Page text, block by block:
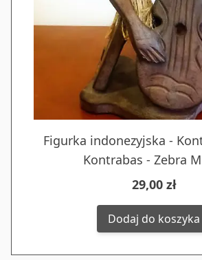
Figurka indonezyjska -
Kontrabas - Zebra
29,00 zł
Dodaj do koszyka